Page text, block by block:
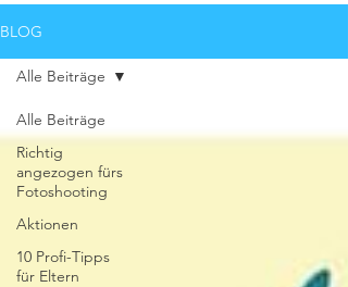
BLOG
Alle Beiträge
Richtig
angezogen fürs
Fotoshooting
Aktionen
10 Profi-Tipps
für Eltern
Alle Beiträge